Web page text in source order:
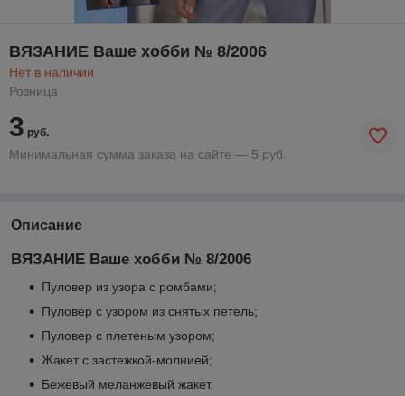
ВЯЗАНИЕ Ваше хобби № 8/2006
Нет в наличии
Розница
3 руб.
Минимальная сумма заказа на сайте — 5 руб.
Описание
ВЯЗАНИЕ Ваше хобби № 8/2006
Пуловер из узора с ромбами;
Пуловер с узором из снятых петель;
Пуловер с плетеным узором;
Жакет с застежкой-молнией;
Бежевый меланжевый жакет.